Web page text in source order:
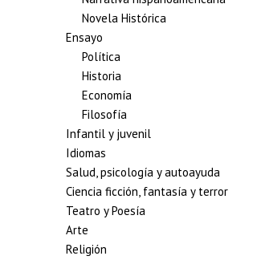
Novela Histórica
Ensayo
Política
Historia
Economía
Filosofía
Infantil y juvenil
Idiomas
Salud, psicología y autoayuda
Ciencia ficción, fantasía y terror
Teatro y Poesía
Arte
Religión